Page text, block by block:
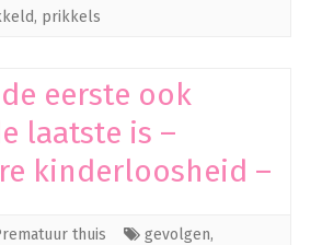
, prikkels
eerste ook
laatste is –
kinderloosheid –
thuis gevolgen,